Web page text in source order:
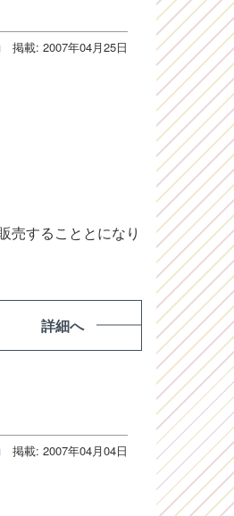
掲載: 2007年04月25日
売することとになり
詳細へ
掲載: 2007年04月04日